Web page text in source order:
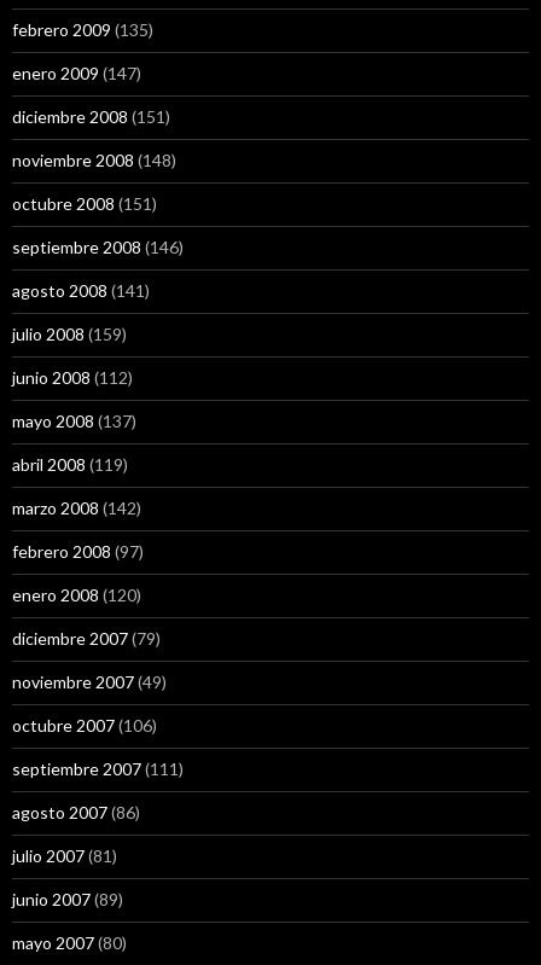
febrero 2009 (135)
enero 2009 (147)
diciembre 2008 (151)
noviembre 2008 (148)
octubre 2008 (151)
septiembre 2008 (146)
agosto 2008 (141)
julio 2008 (159)
junio 2008 (112)
mayo 2008 (137)
abril 2008 (119)
marzo 2008 (142)
febrero 2008 (97)
enero 2008 (120)
diciembre 2007(79)
noviembre 2007(49)
octubre 2007(106)
septiembre 2007(111)
agosto 2007(86)
julio 2007(81)
junio 2007(89)
mayo 2007(80)